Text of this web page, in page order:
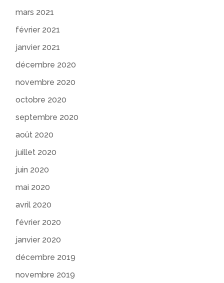
mars 2021
février 2021
janvier 2021
décembre 2020
novembre 2020
octobre 2020
septembre 2020
août 2020
juillet 2020
juin 2020
mai 2020
avril 2020
février 2020
janvier 2020
décembre 2019
novembre 2019